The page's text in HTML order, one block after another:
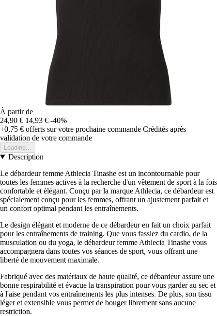
À partir de
24,90 € 14,93 € -40%
+0,75 € offerts sur votre prochaine commande Crédités après
validation de votre commande
Loading...
Description
Le débardeur femme Athlecia Tinashe est un incontournable pour
toutes les femmes actives à la recherche d'un vêtement de sport à la fois
confortable et élégant. Conçu par la marque Athlecia, ce débardeur est
spécialement conçu pour les femmes, offrant un ajustement parfait et
un confort optimal pendant les entraînements.
Le design élégant et moderne de ce débardeur en fait un choix parfait
pour les entraînements de training. Que vous fassiez du cardio, de la
musculation ou du yoga, le débardeur femme Athlecia Tinashe vous
accompagnera dans toutes vos séances de sport, vous offrant une
liberté de mouvement maximale.
Fabriqué avec des matériaux de haute qualité, ce débardeur assure une
bonne respirabilité et évacue la transpiration pour vous garder au sec et
à l'aise pendant vos entraînements les plus intenses. De plus, son tissu
léger et extensible vous permet de bouger librement sans aucune
restriction.